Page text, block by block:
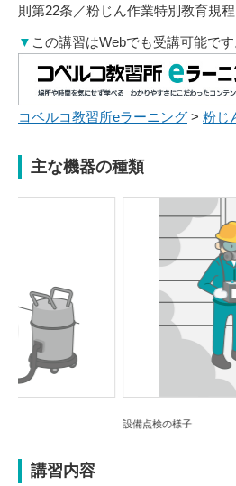
則第22条／粉じん作業特別教育規程
▼ この講習はWebでも受講可能です
コベルコ教習所eラーニング > 粉じ
主な機器の種類
Previou
設備点検の様子
講習内容